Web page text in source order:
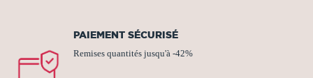
PAIEMENT SÉCURISÉ
Remises quantités jusqu'à -42%